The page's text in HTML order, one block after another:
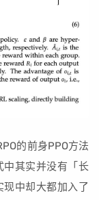
的前身PPO方法
中其实并没有「长
中却大都加入了